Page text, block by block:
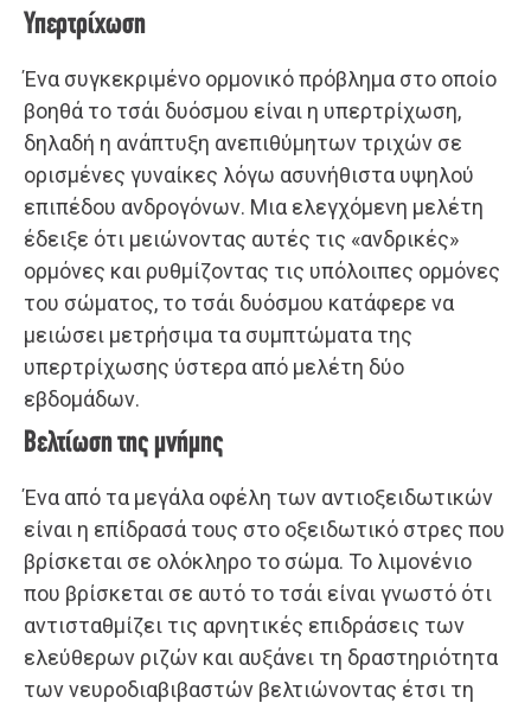
Υπερτρίχωση
Ένα συγκεκριμένο ορμονικό πρόβλημα στο οποίο
βοηθά το τσάι δυόσμου είναι η υπερτρίχωση,
δηλαδή η ανάπτυξη ανεπιθύμητων τριχών σε
ορισμένες γυναίκες λόγω ασυνήθιστα υψηλού
επιπέδου ανδρογόνων. Μια ελεγχόμενη μελέτη
έδειξε ότι μειώνοντας αυτές τις «ανδρικές»
ορμόνες και ρυθμίζοντας τις υπόλοιπες ορμόνες
του σώματος, το τσάι δυόσμου κατάφερε να
μειώσει μετρήσιμα τα συμπτώματα της
υπερτρίχωσης ύστερα από μελέτη δύο
εβδομάδων.
Βελτίωση της μνήμης
Ένα από τα μεγάλα οφέλη των αντιοξειδωτικών
είναι η επίδρασά τους στο οξειδωτικό στρες που
βρίσκεται σε ολόκληρο το σώμα. Το λιμονένιο
που βρίσκεται σε αυτό το τσάι είναι γνωστό ότι
αντισταθμίζει τις αρνητικές επιδράσεις των
ελεύθερων ριζών και αυξάνει τη δραστηριότητα
των νευροδιαβιβαστών βελτιώνοντας έτσι τη